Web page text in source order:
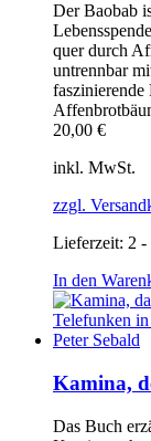
Der Baobab
quer durch
untrennbar
faszinierende
20,00 €
inkl. MwSt.
zzgl.
Lieferzeit: 2 -
In den
Kamina,
Das Buch